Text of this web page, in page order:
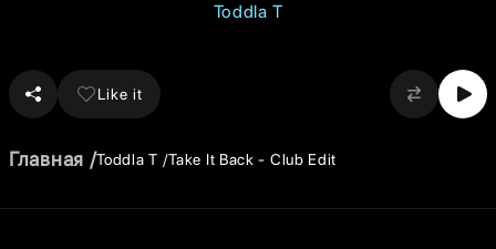
Toddla T
Like it
Главная Toddla T Take It Back - Club Edit